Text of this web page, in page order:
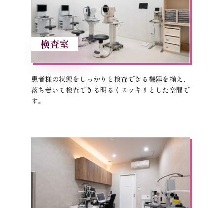
検査室
患者様の状態をしっかりと検査できる機器を揃え、
落ち着いて検査できる明るくスッキリとした空間で
す。